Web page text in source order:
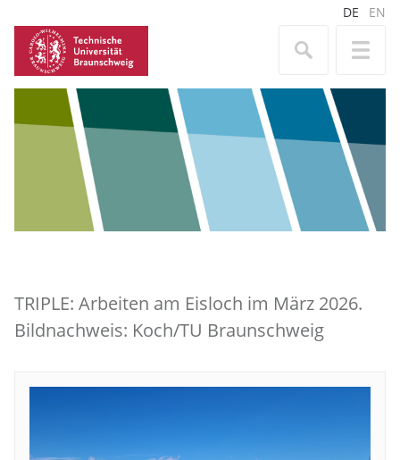
DE EN
TRIPLE: Arbeiten am Eisloch im März 2026.
Bildnachweis: Koch/TU Braunschweig